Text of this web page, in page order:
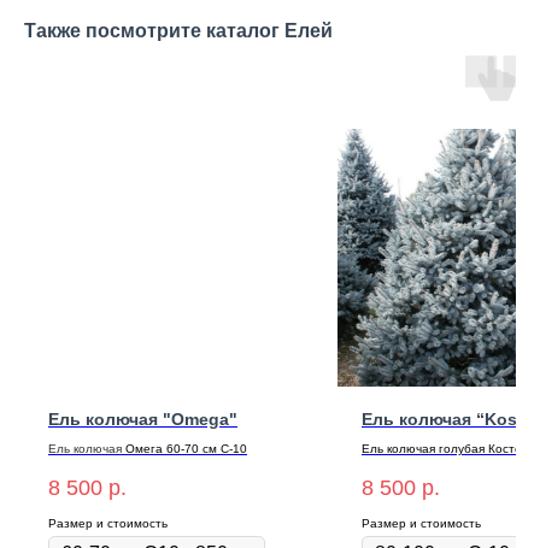
Также посмотрите каталог Елей
Ель колючая "Omega"
Ель колючая Омега 60-70 см С-10
8 500 р.
Размер и стоимость
Ель колючая
Ель колючая голубая Костер
8 500 р.
Размер и стоимость